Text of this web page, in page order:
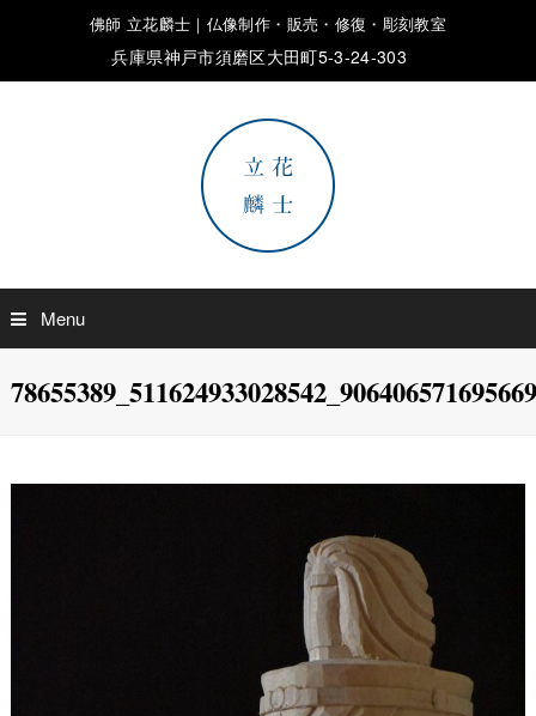
佛師 立花麟士｜仏像制作・販売・修復・彫刻教室
兵庫県神戸市須磨区大田町5-3-24-303
Menu